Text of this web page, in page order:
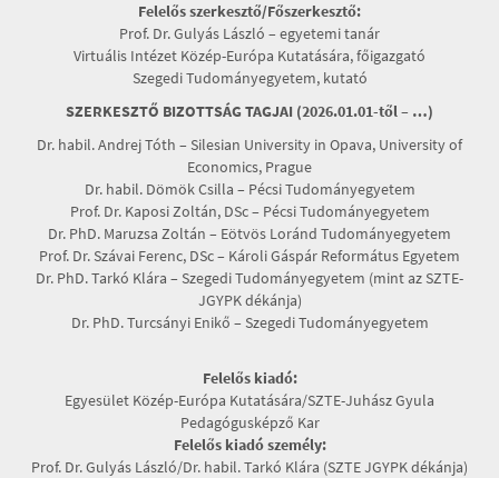
Felelős szerkesztő/Főszerkesztő:
Prof. Dr. Gulyás László – egyetemi tanár
Virtuális Intézet Közép-Európa Kutatására, főigazgató
Szegedi Tudományegyetem, kutató
SZERKESZTŐ BIZOTTSÁG TAGJAI (2026.01.01-től – …)
Dr. habil. Andrej Tóth – Silesian University in Opava, University of
Economics, Prague
Dr. habil. Dömök Csilla – Pécsi Tudományegyetem
Prof. Dr. Kaposi Zoltán, DSc – Pécsi Tudományegyetem
Dr. PhD. Maruzsa Zoltán – Eötvös Loránd Tudományegyetem
Prof. Dr. Szávai Ferenc, DSc – Károli Gáspár Református Egyetem
Dr. PhD. Tarkó Klára – Szegedi Tudományegyetem (mint az SZTE-
JGYPK dékánja)
Dr. PhD. Turcsányi Enikő – Szegedi Tudományegyetem
Felelős kiadó:
Egyesület Közép-Európa Kutatására/SZTE-Juhász Gyula
Pedagógusképző Kar
Felelős kiadó személy:
Prof. Dr. Gulyás László/Dr. habil. Tarkó Klára (SZTE JGYPK dékánja)